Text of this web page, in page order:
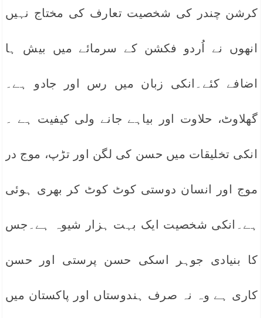
کرشن چندر کی شخصیت تعارف کی مختاج نہیں
انھوں نے اُردو فکشن کے سرمائے میں بیش ہا
اضافے کئے۔انکی زبان میں رس اور جادو ہے۔
گھلاوٹ، حلاوت اور بیاہے جانے ولی کیفیت ہے ۔
انکی تخلیقات میں حسن کی لگن اور تڑپ، موج در
موج اور انسان دوستی کوٹ کوٹ کر بھری ہوئی
ہے۔انکی شخصیت ایک بہت ہزار شیوہ ہے۔جس
کا بنیادی جوہر اسکی حسن پرستی اور حسن
کاری ہے وہ نہ صرف ہندوستاں اور پاکستان میں